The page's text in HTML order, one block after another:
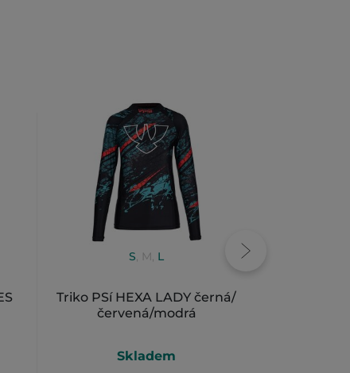
S, M, L
Triko PSí HEXA LADY černá/
červená/modrá
Skladem